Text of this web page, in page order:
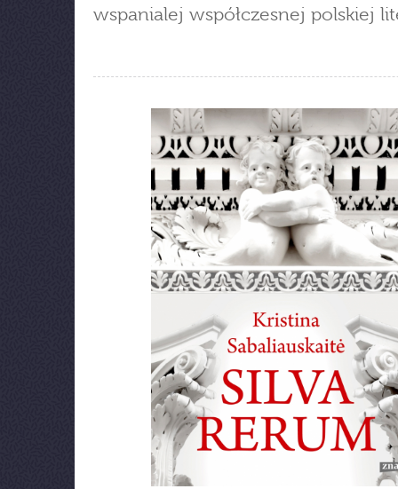
wspanialej współczesnej polskiej